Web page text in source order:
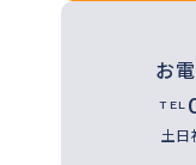
お
TEL
土日